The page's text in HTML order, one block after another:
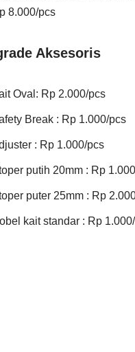
8.000/pcs
Aksesoris
Oval: Rp 2.000/pcs
Break : Rp 1.000/pcs
: Rp 1.000/pcs
putih 20mm : Rp
puter 25mm : Rp
kait standar : Rp